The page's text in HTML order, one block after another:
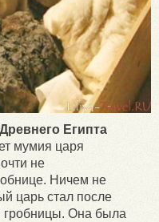
Египта
мумия царя
не
Ничем не
царь стал после
гробницы. Она была